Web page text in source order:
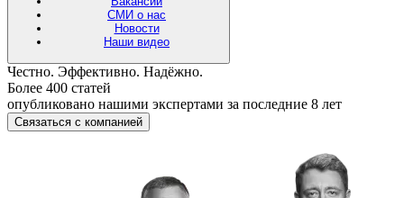
СМИ о нас
Новости
Наши видео
Честно. Эффективно. Надёжно.
Более 400 статей
опубликовано нашими экспертами за последние 8 лет
Связаться с компанией